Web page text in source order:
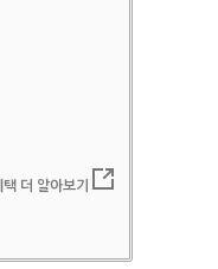
더 알아보기